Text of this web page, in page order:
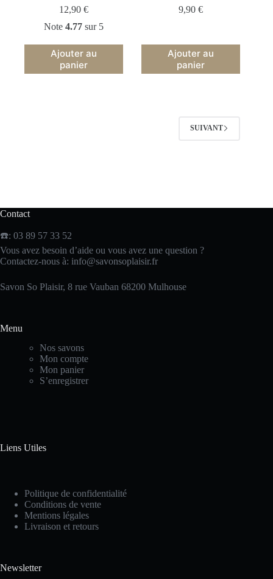
12,90€
Note4.77 sur 5
Ajouter au
panier
9,90€
Ajouter au
panier
SUIVANT
Contact
☎️: 03 89 57 33 52
Vous avez besoin d’aide ou vous avez une question ?
Contactez-nous à: info@savonsoplaisir.fr
Savon So Plaisir, 8 rue Vauban 68200 Mulhouse
Menu
Nos savons
Mon compte
Mon panier
S’enregistrer
Liens Utiles
Politique de confidentialité
Conditions de vente
Mentions légales
Livraison et retours
Newsletter